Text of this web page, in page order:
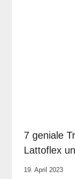
7 geniale
Lattoflex
Von
19. April 2023